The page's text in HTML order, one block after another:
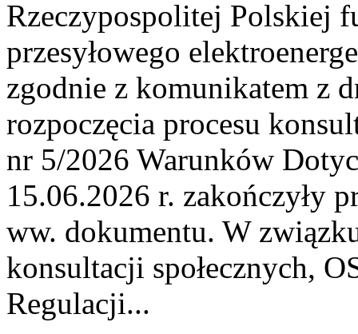
Rzeczypospolitej Polskiej
przesyłowego
zgodnie z komunikatem z
rozpoczęcia procesu
nr 5/2026 Warunków
15.06.2026 r. zakończyły
ww. dokumentu. W
konsultacji społecznych,
Regulacji...